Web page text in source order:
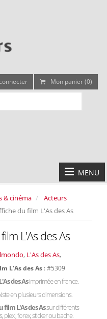
Mon panier (0)
MENU
& cinéma
Acteurs
du film L'As des As
L'As des As
, L'As des As,
L'As des As : #5309
des Asimprimée en france.
en plusieurs dimensions.
film L'As des Assur différents
plexi, forex, sticker ou bache.